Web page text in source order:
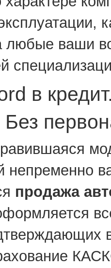
любые ваши
в
непременно
продажа